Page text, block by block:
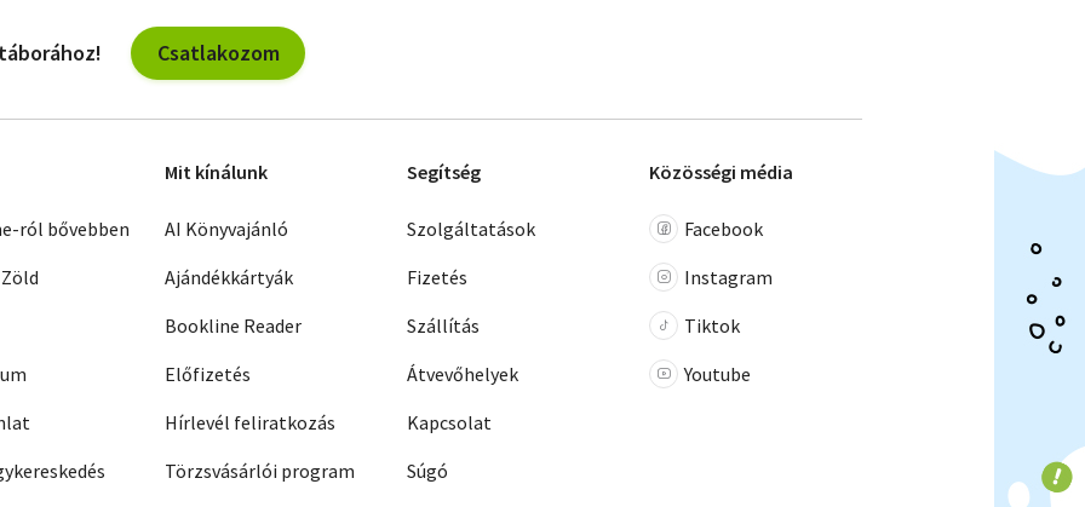
Csatlakozom
ról bővebben
Mit kínálunk
AI Könyvajánló
Ajándékkártyák
Bookline Reader
Előfizetés
Hírlevél feliratkozás
Törzsvásárlói program
Segítség
Szolgáltatások
Fizetés
Szállítás
Átvevőhelyek
Kapcsolat
Súgó
Közösségi média
Facebook
Instagram
Tiktok
Youtube